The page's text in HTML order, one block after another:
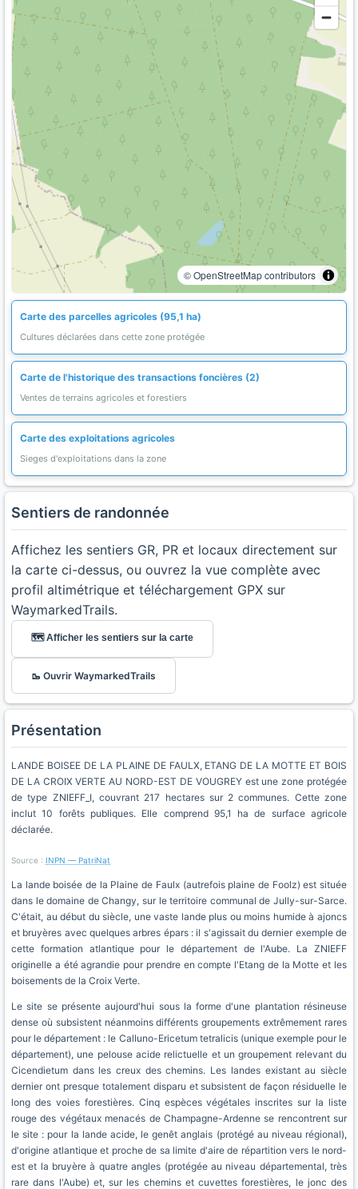
© OpenStreetMap contributors
Carte des parcelles agricoles (95,1 ha)
Cultures déclarées dans cette zone protégée
Carte de l'historique des transactions foncières (2)
Ventes de terrains agricoles et forestiers
Carte des exploitations agricoles
Sieges d'exploitations dans la zone
Sentiers de randonnée
Affichez les sentiers GR, PR et locaux directement sur
la carte ci-dessus, ou ouvrez la vue complète avec
profil altimétrique et téléchargement GPX sur
WaymarkedTrails.
🗺️ Afficher les sentiers sur la carte
🥾 Ouvrir WaymarkedTrails
Présentation
LANDE BOISEE DE LA PLAINE DE FAULX, ETANG DE LA MOTTE ET BOIS
DE LA CROIX VERTE AU NORD-EST DE VOUGREY est une zone protégée
de type ZNIEFF_I, couvrant 217 hectares sur 2 communes. Cette zone
inclut 10 forêts publiques. Elle comprend 95,1 ha de surface agricole
déclarée.
Source : INPN — PatriNat
La lande boisée de la Plaine de Faulx (autrefois plaine de Foolz) est située
dans le domaine de Changy, sur le territoire communal de Jully-sur-Sarce.
C'était, au début du siècle, une vaste lande plus ou moins humide à ajoncs
et bruyères avec quelques arbres épars : il s'agissait du dernier exemple de
cette formation atlantique pour le département de l'Aube. La ZNIEFF
originelle a été agrandie pour prendre en compte l'Etang de la Motte et les
boisements de la Croix Verte.
Le site se présente aujourd'hui sous la forme d'une plantation résineuse
dense où subsistent néanmoins différents groupements extrêmement rares
pour le département : le Calluno-Ericetum tetralicis (unique exemple pour le
département), une pelouse acide relictuelle et un groupement relevant du
Cicendietum dans les creux des chemins. Les landes existant au siècle
dernier ont presque totalement disparu et subsistent de façon résiduelle le
long des voies forestières. Cinq espèces végétales inscrites sur la liste
rouge des végétaux menacés de Champagne-Ardenne se rencontrent sur
le site : pour la lande acide, le genêt anglais (protégé au niveau régional),
d'origine atlantique et proche de sa limite d'aire de répartition vers le nord-
est et la bruyère à quatre angles (protégée au niveau départemental, très
rare dans l'Aube) et, sur les chemins et cuvettes forestières, le jonc des